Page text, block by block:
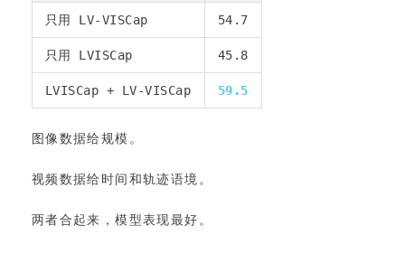
只用 LV-VISCap 54.7
只用 LVISCap 45.8
LVISCap + LV-VISCap 59.5
图像数据给规模。
视频数据给时间和轨迹语境。
两者合起来，模型表现最好。